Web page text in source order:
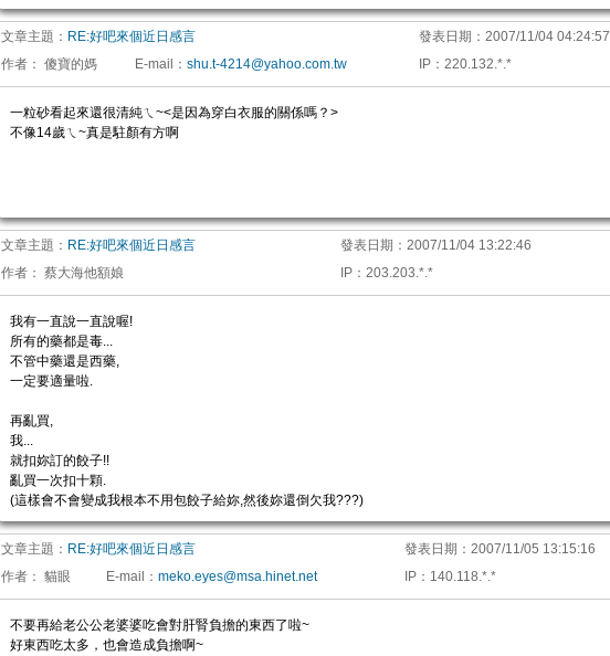
文章主題： RE:好吧來個近日感言 發表日期： 2007/11/04 04:24:57
作者： 傻寶的媽 E-mail ： shu.t-4214@yahoo.com.tw IP ： 220.132.*.*
一粒砂看起來還很清純ㄟ~<是因為穿白衣服的關係嗎？>
不像14歲ㄟ~真是駐顏有方啊
文章主題： RE:好吧來個近日感言 發表日期： 2007/11/04 13:22:46
作者： 蔡大海他額娘 IP ： 203.203.*.*
我有一直說一直說喔!
所有的藥都是毒...
不管中藥還是西藥,
一定要適量啦.
再亂買,
我...
就扣妳訂的餃子!!
亂買一次扣十顆.
(這樣會不會變成我根本不用包餃子給妳,然後妳還倒欠我???)
文章主題： RE:好吧來個近日感言 發表日期： 2007/11/05 13:15:16
作者： 貓眼 E-mail ： meko.eyes@msa.hinet.net IP ： 140.118.*.*
不要再給老公公老婆婆吃會對肝腎負擔的東西了啦~
好東西吃太多，也會造成負擔啊~